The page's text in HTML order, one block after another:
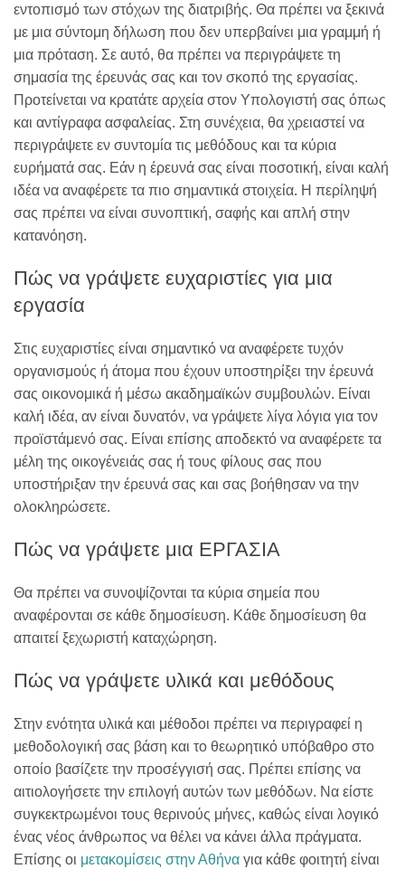
εντοπισμό των στόχων της διατριβής. Θα πρέπει να ξεκινά
με μια σύντομη δήλωση που δεν υπερβαίνει μια γραμμή ή
μια πρόταση. Σε αυτό, θα πρέπει να περιγράψετε τη
σημασία της έρευνάς σας και τον σκοπό της εργασίας.
Προτείνεται να κρατάτε αρχεία στον Υπολογιστή σας όπως
και αντίγραφα ασφαλείας. Στη συνέχεια, θα χρειαστεί να
περιγράψετε εν συντομία τις μεθόδους και τα κύρια
ευρήματά σας. Εάν η έρευνά σας είναι ποσοτική, είναι καλή
ιδέα να αναφέρετε τα πιο σημαντικά στοιχεία. Η περίληψή
σας πρέπει να είναι συνοπτική, σαφής και απλή στην
κατανόηση.
Πώς να γράψετε ευχαριστίες για μια
εργασία
Στις ευχαριστίες είναι σημαντικό να αναφέρετε τυχόν
οργανισμούς ή άτομα που έχουν υποστηρίξει την έρευνά
σας οικονομικά ή μέσω ακαδημαϊκών συμβουλών. Είναι
καλή ιδέα, αν είναι δυνατόν, να γράψετε λίγα λόγια για τον
προϊστάμενό σας. Είναι επίσης αποδεκτό να αναφέρετε τα
μέλη της οικογένειάς σας ή τους φίλους σας που
υποστήριξαν την έρευνά σας και σας βοήθησαν να την
ολοκληρώσετε.
Πώς να γράψετε μια ΕΡΓΑΣΙΑ
Θα πρέπει να συνοψίζονται τα κύρια σημεία που
αναφέρονται σε κάθε δημοσίευση. Κάθε δημοσίευση θα
απαιτεί ξεχωριστή καταχώρηση.
Πώς να γράψετε υλικά και μεθόδους
Στην ενότητα υλικά και μέθοδοι πρέπει να περιγραφεί η
μεθοδολογική σας βάση και το θεωρητικό υπόβαθρο στο
οποίο βασίζετε την προσέγγισή σας. Πρέπει επίσης να
αιτιολογήσετε την επιλογή αυτών των μεθόδων. Να είστε
συγκεκτρωμένοι τους θερινούς μήνες, καθώς είναι λογικό
ένας νέος άνθρωπος να θέλει να κάνει άλλα πράγματα.
Επίσης οι μετακομίσεις στην Αθήνα για κάθε φοιτητή είναι